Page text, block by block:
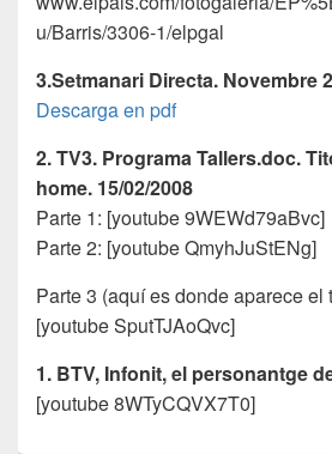
u/Barris/3306-1/elpgal
3.Setmanari Directa. Novembre
Descarga en pdf
2. TV3. Programa Tallers.doc.
home. 15/02/2008
Parte 1: [youtube 9WEWd79aBvc]
Parte 2: [youtube QmyhJuStENg]
Parte 3 (aquí es donde aparece el
[youtube SputTJAoQvc]
1. BTV, Infonit, el personantge
[youtube 8WTyCQVX7T0]